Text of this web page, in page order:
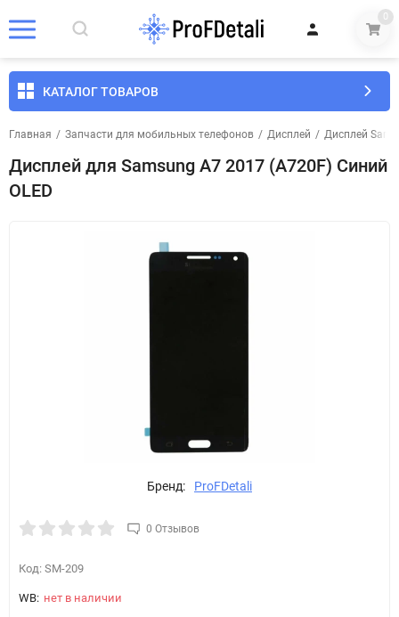
0
КАТАЛОГ ТОВАРОВ
Главная / Запчасти для мобильных телефонов / Дисплей / Дисплей
Дисплей для Samsung A7 2017 (A720F) Синий
OLED
Бренд: ProFDetali
0 Отзывов
Код: SM-209
WB: нет в наличии